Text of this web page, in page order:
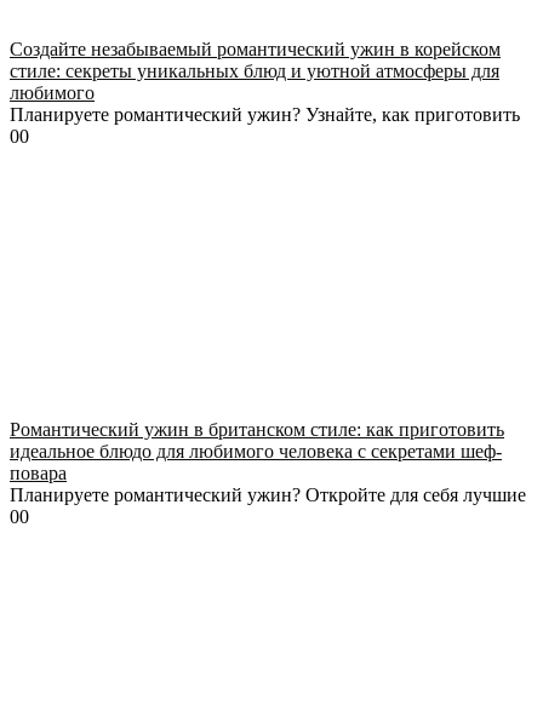
Создайте незабываемый романтический ужин в корейском
стиле: секреты уникальных блюд и уютной атмосферы для
любимого
Планируете романтический ужин? Узнайте, как приготовить
00
Романтический ужин в британском стиле: как приготовить
идеальное блюдо для любимого человека с секретами шеф-
повара
Планируете романтический ужин? Откройте для себя лучшие
00